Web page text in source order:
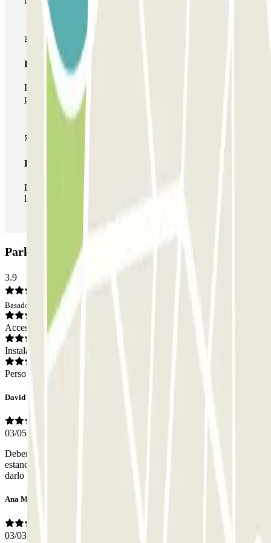
Pase multiparking
Durante tu estancia podrás hacer uso de toda la red de
parkings de este operador disponibles en Parclick.
Pase ilimitado
Durante tu estancia podrás entrar y salir del parking todas
las veces que quieras.
Parking Miguel Hernández: Opiniones
3.9
Basado en 10 opiniones
Acceso
Instalaciones
Personal
David jesus
03/05/2026
Deberían de dar un ticket para entrar y salir durante el tiempo de
estancia en el parking , tienes que coger ticket al entrar siempre e ir a
darlo a la garita y al entrar lo mismo , muy prehistórico
Ana María
03/03/2026